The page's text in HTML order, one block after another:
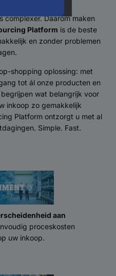
Daarom maken
Platform is de beste
en zonder problemen
shopping oplossing: met
tot ál onze producten en
wat belangrijk voor
inkoop zo gemakkelijk
Platform ontzorgt u met al
Simple. Fast.
aan
proceskosten
uw inkoop.